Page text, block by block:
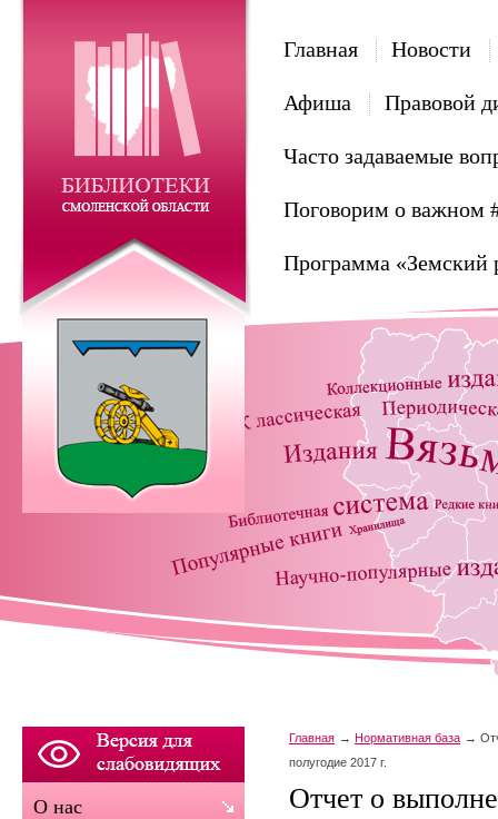
Главная Новости
Афиша Правовой
Часто задаваемые
Поговорим о важном
Программа «Земский
Главная Нормативная база
полугодие 2017 г.
Отчет о
О нас